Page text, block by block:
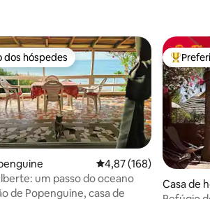
dos hóspedes
dos hóspedes
4,87 de uma avaliação
4,87 (168)
um passo do oceano
de Popenguine, casa de
Entre
Casa de